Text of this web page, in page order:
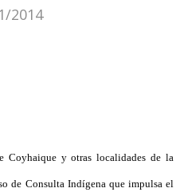
2014
Coyhaique y otras localidades de la
de Consulta Indígena que impulsa el